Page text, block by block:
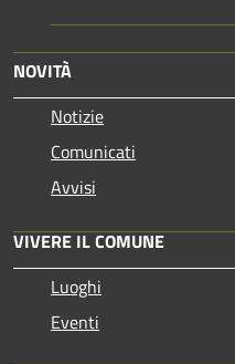
NOVITÀ
Notizie
Comunicati
Avvisi
VIVERE IL COMUNE
Luoghi
Eventi